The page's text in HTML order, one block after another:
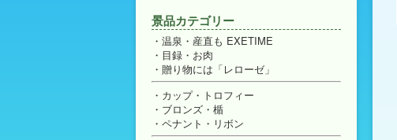
景品カテゴリー
温泉・産直も EXETIME
目録・お肉
贈り物には「レローゼ」
カップ・トロフィー
ブロンズ・楯
ペナント・リボン